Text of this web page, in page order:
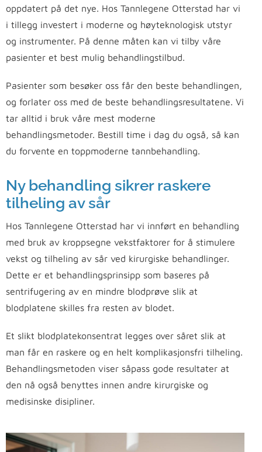
oppdatert på det nye. Hos Tannlegene Otterstad har vi
i tillegg investert i moderne og høyteknologisk utstyr
og instrumenter. På denne måten kan vi tilby våre
pasienter et best mulig behandlingstilbud.
Pasienter som besøker oss får den beste behandlingen,
og forlater oss med de beste behandlingsresultatene. Vi
tar alltid i bruk våre mest moderne
behandlingsmetoder. Bestill time i dag du også, så kan
du forvente en toppmoderne tannbehandling.
Ny behandling sikrer raskere
tilheling av sår
Hos Tannlegene Otterstad har vi innført en behandling
med bruk av kroppsegne vekstfaktorer for å stimulere
vekst og tilheling av sår ved kirurgiske behandlinger.
Dette er et behandlingsprinsipp som baseres på
sentrifugering av en mindre blodprøve slik at
blodplatene skilles fra resten av blodet.
Et slikt blodplatekonsentrat legges over såret slik at
man får en raskere og en helt komplikasjonsfri tilheling.
Behandlingsmetoden viser såpass gode resultater at
den nå også benyttes innen andre kirurgiske og
medisinske disipliner.